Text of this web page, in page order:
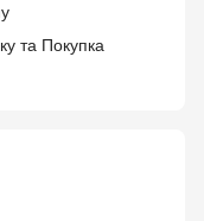
та Покупка